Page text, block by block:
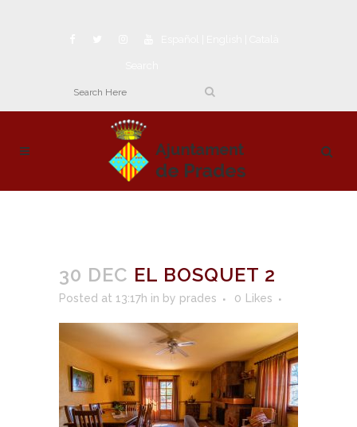
30 DEC EL BOSQUET 2
Posted at 13:17h in by prades 0 Likes